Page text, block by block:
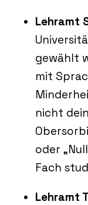
Lehramt
gewählt
mit
nicht
oder
Fach
Lehramt